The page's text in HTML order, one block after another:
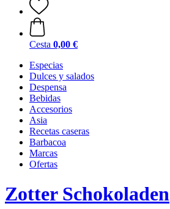
Cesta 0,00 €
Especias
Dulces y salados
Despensa
Bebidas
Accesorios
Asia
Recetas caseras
Barbacoa
Marcas
Ofertas
Zotter Schokoladen